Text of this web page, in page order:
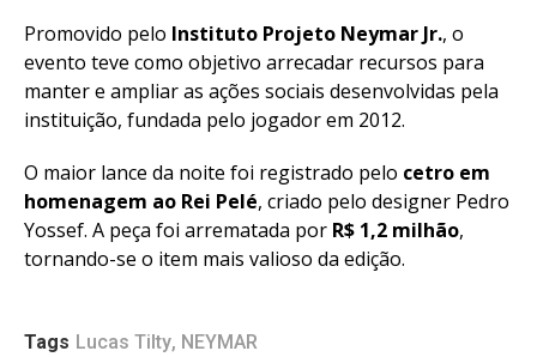
Promovido pelo Instituto Projeto Neymar Jr., o
evento teve como objetivo arrecadar recursos para
manter e ampliar as ações sociais desenvolvidas pela
instituição, fundada pelo jogador em 2012.
O maior lance da noite foi registrado pelo cetro em
homenagem ao Rei Pelé, criado pelo designer Pedro
Yossef. A peça foi arrematada por R$ 1,2 milhão,
tornando-se o item mais valioso da edição.
Tags Lucas Tilty, NEYMAR